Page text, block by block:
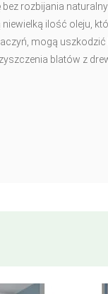
rozbijania
ilość oleju,
mogą
blatów z